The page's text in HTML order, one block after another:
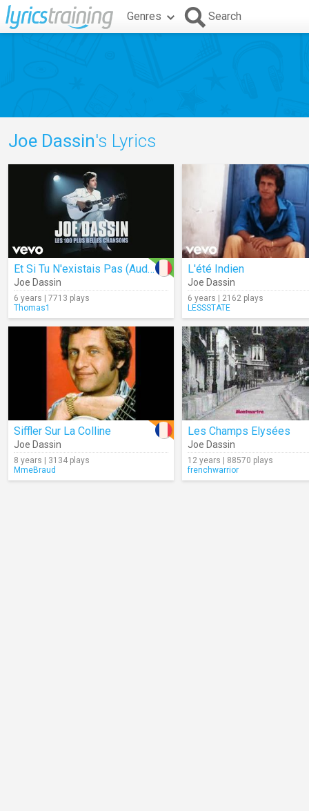
Genres Search
Joe Dassin's Lyrics
Et Si Tu N'existais Pas (Audio)
Joe Dassin
6 years | 7713 plays
Thomas1
L'été Indien
Joe Dassin
6 years | 2162 plays
LESSSTATE
Siffler Sur La Colline
Joe Dassin
8 years | 3134 plays
MmeBraud
Les Champs Elysées
Joe Dassin
12 years | 88570 plays
frenchwarrior